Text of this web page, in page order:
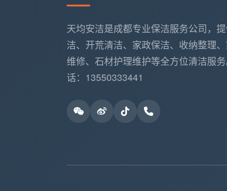
巡视全屋，确定清洁重点区域
评估污渍类型和严重程度
制定清洁顺序和计划
收起散落物品，分类归位
天均安洁是成都专业保洁服务公司，
洁、开荒清洁、家政保洁、收纳整理
维修、石材护理维护等全方位清洁服
话：13550333441